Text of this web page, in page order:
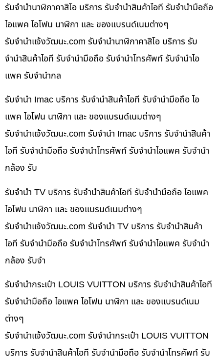
รับจำนำนาฬิกาคาสิโอ บริการ รับจำนำสินค้าไอที รับจำนำมือถือ
ไอแพค ไอโฟน นาฬิกา และ ของแบรนด์เนมต่างๆ
รับจํานําแจ้งวัฒนะ.com รับจำนำนาฬิกาคาสิโอ บริการ รับ
จำนำสินค้าไอที รับจำนำมือถือ รับจำนำโทรศัพท์ รับจำนำไอ
แพค รับจำนำกล
รับจำนำ Imac บริการ รับจำนำสินค้าไอที รับจำนำมือถือ ไอ
แพค ไอโฟน นาฬิกา และ ของแบรนด์เนมต่างๆ
รับจํานําแจ้งวัฒนะ.com รับจำนำ Imac บริการ รับจำนำสินค้า
ไอที รับจำนำมือถือ รับจำนำโทรศัพท์ รับจำนำไอแพค รับจำนำ
กล้อง รับ
รับจำนำ TV บริการ รับจำนำสินค้าไอที รับจำนำมือถือ ไอแพค
ไอโฟน นาฬิกา และ ของแบรนด์เนมต่างๆ
รับจํานําแจ้งวัฒนะ.com รับจำนำ TV บริการ รับจำนำสินค้า
ไอที รับจำนำมือถือ รับจำนำโทรศัพท์ รับจำนำไอแพค รับจำนำ
กล้อง รับจำ
รับจำนำกระเป๋า LOUIS VUITTON บริการ รับจำนำสินค้าไอที
รับจำนำมือถือ ไอแพค ไอโฟน นาฬิกา และ ของแบรนด์เนม
ต่างๆ
รับจํานําแจ้งวัฒนะ.com รับจำนำกระเป๋า LOUIS VUITTON
บริการ รับจำนำสินค้าไอที รับจำนำมือถือ รับจำนำโทรศัพท์ รับ